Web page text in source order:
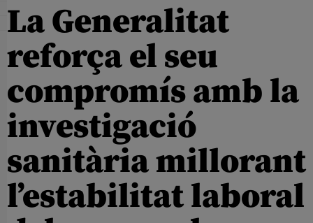
La Generalitat
reforça el seu
compromís amb la
investigació
sanitària millorant
l’estabilitat laboral